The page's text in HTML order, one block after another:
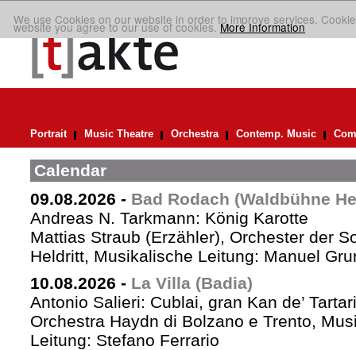
We use Cookies on our website in order to improve services.
website you agree to our use of cookies.More Information
Portrait Music Theatre Orchestra Contemp. Music
Calendar
09.08.2026 - Bad Rodach (Waldbühne
Andreas N. Tarkmann: König Karotte
Mattias Straub (Erzähler), Orchester der
Heldritt, Musikalische Leitung: Manuel
10.08.2026 - La Villa (Badia)
Antonio Salieri: Cublai, gran Kan de’
Orchestra Haydn di Bolzano e Trento,
Leitung: Stefano Ferrario